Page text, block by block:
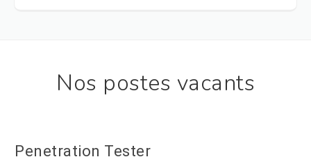
Nos postes vacants
Penetration Tester